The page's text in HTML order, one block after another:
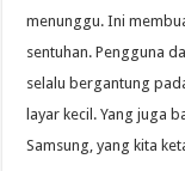
menunggu. Ini
sentuhan. Pengguna
selalu bergantung
layar kecil. Yang juga
Samsung, yang kita